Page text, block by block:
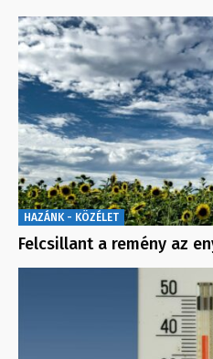
HAZÁNK - KÖZÉLET
Felcsillant a remény az